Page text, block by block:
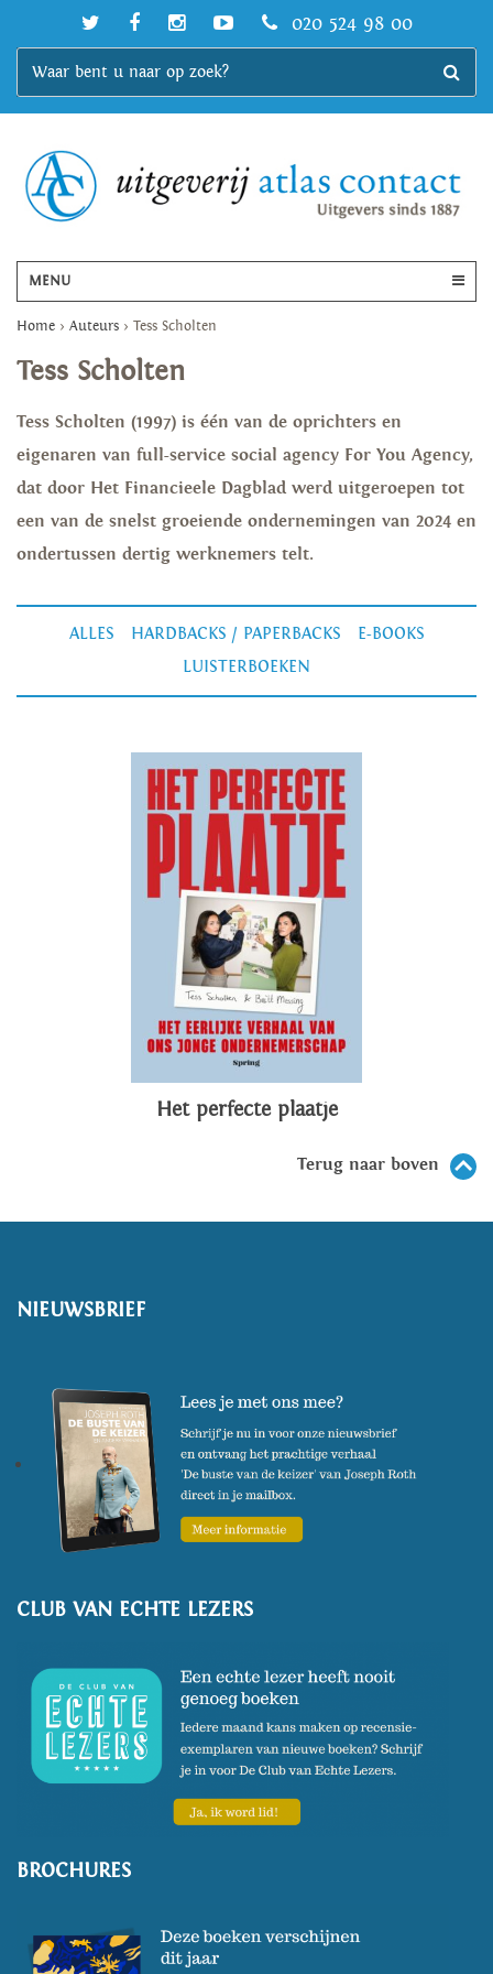
020 524 98 00
MENU
Home > Auteurs > Tess Scholten
Tess Scholten
Tess Scholten (1997) is één van de oprichters en
eigenaren van full-service social agency For You Agency,
dat door Het Financieele Dagblad werd uitgeroepen tot
een van de snelst groeiende ondernemingen van 2024 en
ondertussen dertig werknemers telt.
ALLES HARDBACKS / PAPERBACKS
E-BOOKS
LUISTERBOEKEN
Het perfecte plaatje
Terug naar boven
NIEUWSBRIEF
CLUB VAN ECHTE LEZERS
BROCHURES